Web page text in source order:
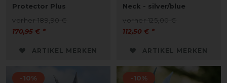
Protector Plus
vorher 189,90 €
170,95 € *
ARTIKEL MERKEN
Neck - silver/blue
vorher 125,00 €
112,50 € *
ARTIKEL MERKEN
-10% -10%